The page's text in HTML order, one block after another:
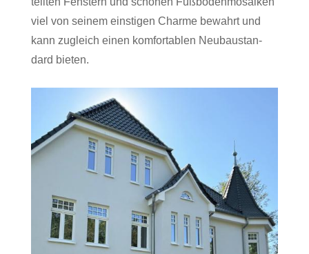
viel von seinem eins­tigen Charme bewahrt und
kann zugleich einen kom­for­ta­blen Neu­bau­stan­
dard bieten.